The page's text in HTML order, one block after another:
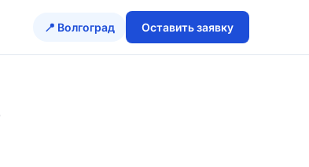
📍 Волгоград Оставить заявку